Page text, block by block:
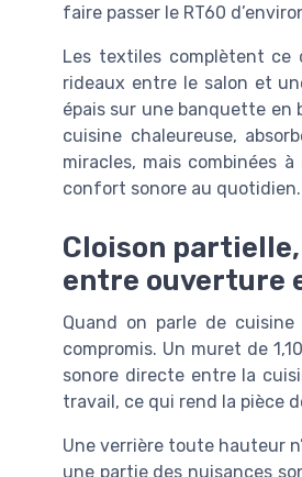
faire passer le RT60
Les textiles complètent ce
rideaux entre le salon et
épais sur une banquette en
cuisine chaleureuse,
miracles, mais combinées
confort sonore au quotidien.
Cloison
entre ouverture
Quand on parle de
compromis. Un muret de
sonore directe entre la
travail, ce qui rend la pièce
Une verrière toute hauteur
une partie des nuisances